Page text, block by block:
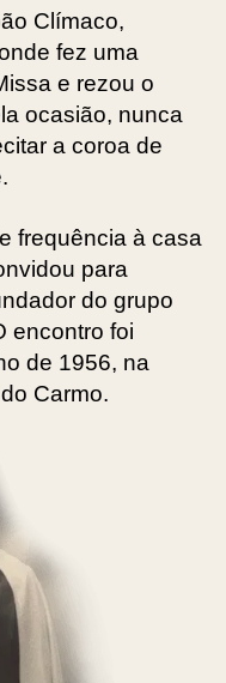
Clímaco,
fez uma
e rezou o
ocasião, nunca
a coroa de
frequência à casa
para
do grupo
encontro foi
de 1956, na
Carmo.